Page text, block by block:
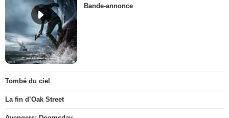
Bande-annonce
Tombé du ciel
La fin d’Oak Street